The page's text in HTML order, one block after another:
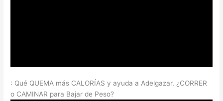
: Qué QUEMA más CALORÍAS y ayuda a Adelgazar, ¿CORRER
o CAMINAR para Bajar de Peso?